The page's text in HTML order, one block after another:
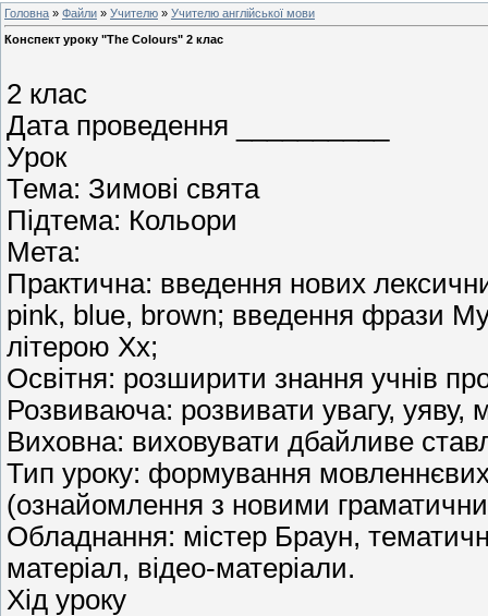
Головна » Файли » Учителю » Учителю англійської мови
Конспект уроку "The Colours" 2 клас
2 клас
Дата проведення __________
Урок
Тема: Зимові свята
Підтема: Кольори
Мета:
Практична: введення нових
pink, blue, brown; введення фрази
літерою Xx;
Освітня: розширити знання учнів
Розвиваюча: розвивати увагу, уяву,
Виховна: виховувати дбайливе
Тип уроку: формування
(ознайомлення з новими
Обладнання: містер Браун,
матеріал, відео-матеріали.
Хід уроку